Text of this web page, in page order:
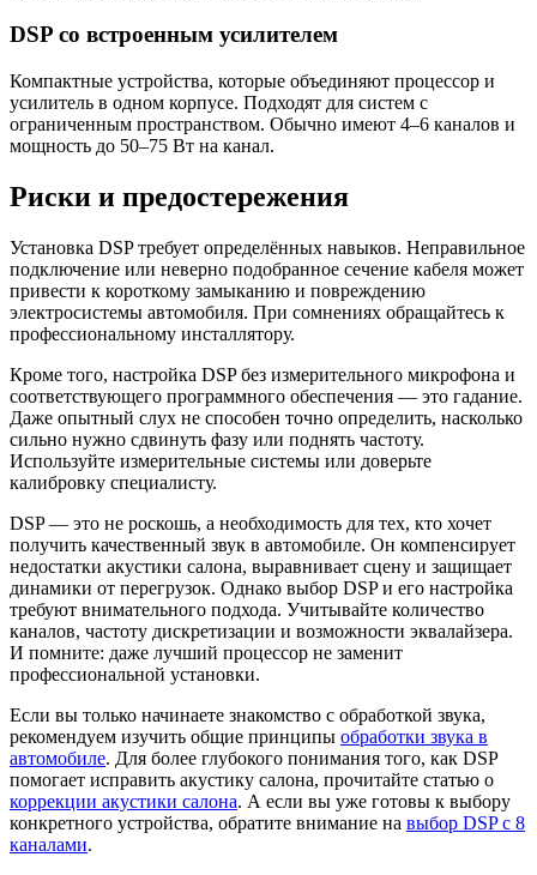
DSP со встроенным усилителем
Компактные устройства, которые объединяют процессор и
усилитель в одном корпусе. Подходят для систем с
ограниченным пространством. Обычно имеют 4–6 каналов и
мощность до 50–75 Вт на канал.
Риски и предостережения
Установка DSP требует определённых навыков. Неправильное
подключение или неверно подобранное сечение кабеля может
привести к короткому замыканию и повреждению
электросистемы автомобиля. При сомнениях обращайтесь к
профессиональному инсталлятору.
Кроме того, настройка DSP без измерительного микрофона и
соответствующего программного обеспечения — это гадание.
Даже опытный слух не способен точно определить, насколько
сильно нужно сдвинуть фазу или поднять частоту.
Используйте измерительные системы или доверьте
калибровку специалисту.
DSP — это не роскошь, а необходимость для тех, кто хочет
получить качественный звук в автомобиле. Он компенсирует
недостатки акустики салона, выравнивает сцену и защищает
динамики от перегрузок. Однако выбор DSP и его настройка
требуют внимательного подхода. Учитывайте количество
каналов, частоту дискретизации и возможности эквалайзера.
И помните: даже лучший процессор не заменит
профессиональной установки.
Если вы только начинаете знакомство с обработкой звука,
рекомендуем изучить общие принципы обработки звука в
автомобиле. Для более глубокого понимания того, как DSP
помогает исправить акустику салона, прочитайте статью о
коррекции акустики салона. А если вы уже готовы к выбору
конкретного устройства, обратите внимание на выбор DSP с 8
каналами.